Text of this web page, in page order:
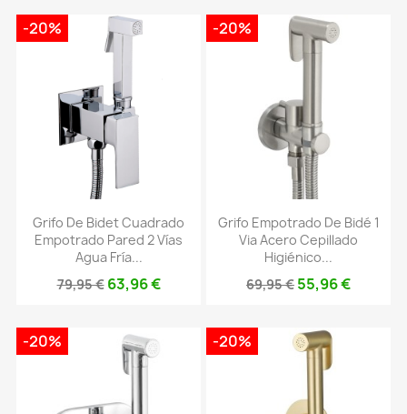
Grifo De Bidet Cuadrado
Empotrado Pared 2 Vías
Agua Fría...
79,95 € 63,96 €
-20%
Grifo Empotrado De Bidé 1
Via Acero Cepillado
Higiénico...
69,95 € 55,96 €
-20%
-20% -20%